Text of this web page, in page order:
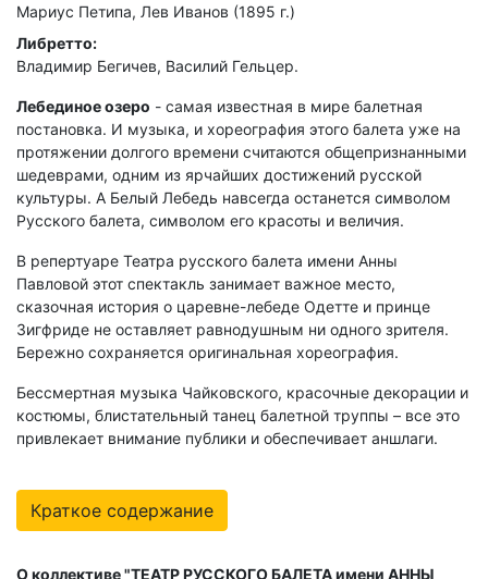
Мариус Петипа, Лев Иванов (1895 г.)
Либретто:
Владимир Бегичев, Василий Гельцер.
Лебединое озеро - самая известная в мире балетная
постановка. И музыка, и хореография этого балета уже на
протяжении долгого времени считаются общепризнанными
шедеврами, одним из ярчайших достижений русской
культуры. А Белый Лебедь навсегда останется символом
Русского балета, символом его красоты и величия.
В репертуаре Театра русского балета имени Анны
Павловой этот спектакль занимает важное место,
сказочная история о царевне-лебеде Одетте и принце
Зигфриде не оставляет равнодушным ни одного зрителя.
Бережно сохраняется оригинальная хореография.
Бессмертная музыка Чайковского, красочные декорации и
костюмы, блистательный танец балетной труппы – все это
привлекает внимание публики и обеспечивает аншлаги.
Краткое содержание
О коллективе "ТЕАТР РУССКОГО БАЛЕТА имени АННЫ